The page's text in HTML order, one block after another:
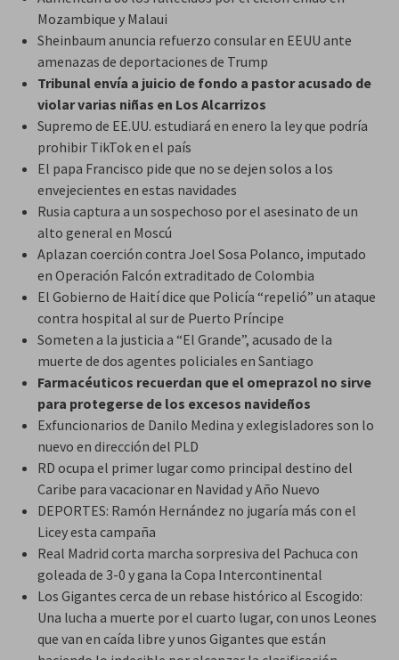
Mozambique y Malaui
Sheinbaum anuncia refuerzo consular en EEUU ante
amenazas de deportaciones de Trump
Tribunal envía a juicio de fondo a pastor acusado de
violar varias niñas en Los Alcarrizos
Supremo de EE.UU. estudiará en enero la ley que podría
prohibir TikTok en el país
El papa Francisco pide que no se dejen solos a los
envejecientes en estas navidades
Rusia captura a un sospechoso por el asesinato de un
alto general en Moscú
Aplazan coerción contra Joel Sosa Polanco, imputado
en Operación Falcón extraditado de Colombia
El Gobierno de Haití dice que Policía “repelió” un ataque
contra hospital al sur de Puerto Príncipe
Someten a la justicia a “El Grande”, acusado de la
muerte de dos agentes policiales en Santiago
Farmacéuticos recuerdan que el omeprazol no sirve
para protegerse de los excesos navideños
Exfuncionarios de Danilo Medina y exlegisladores son lo
nuevo en dirección del PLD
RD ocupa el primer lugar como principal destino del
Caribe para vacacionar en Navidad y Año Nuevo
DEPORTES: Ramón Hernández no jugaría más con el
Licey esta campaña
Real Madrid corta marcha sorpresiva del Pachuca con
goleada de 3-0 y gana la Copa Intercontinental
Los Gigantes cerca de un rebase histórico al Escogido:
Una lucha a muerte por el cuarto lugar, con unos Leones
que van en caída libre y unos Gigantes que están